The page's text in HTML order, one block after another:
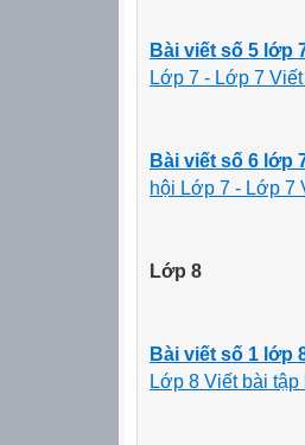
Bài viết số 5 lớp
Lớp 7 - Lớp 7
Bài viết số 6 lớp
hội Lớp 7 - Lớp 7
Lớp 8
Bài viết số 1 lớp
Lớp 8 Viết bài tập